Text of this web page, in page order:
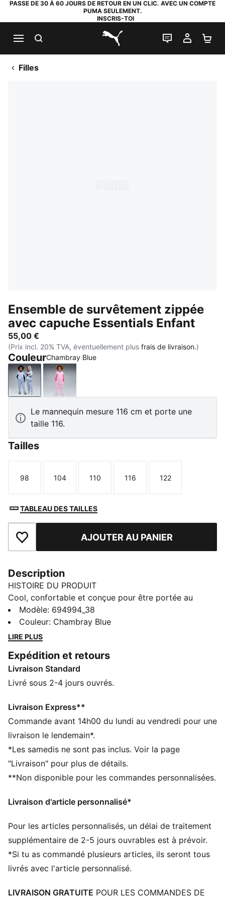
PASSE DE 30 À 60 JOURS DE RETOUR EN UN CLIC. AVEC UN COMPTE
PUMA SEULEMENT.
INSCRIS-TOI
PUMA.com
LIVE CHAT
MON
Filles
Ensemble de survêtement zippée
avec capuche Essentials Enfant
55,00 €
(Prix incl. 20% TVA, éventuellement plus frais de livraison.)
CouleurChambray Blue
Chambray BlueMauve Glow
Le mannequin mesure 116 cm et porte une
taille 116.
Tailles
Taille
98
Taille
104
Taille
110
Taille
116
Taille
122
TABLEAU DES TAILLES
Ajouter aux favorisAJOUTER AU PANIER
Description
HISTOIRE DU PRODUIT
Cool, confortable et conçue pour être portée au
quotidien, la collection PUMA Essentials offre un style
simple et intemporel pour l’école, la récré et les
sorties. Toute cette même attitude se décline sur cet
confort au quotidien.
CARACTÉRISTIQUES + AVANTAGES
Confectionné avec un minimum de 50 % de matériaux
DÉTAILS
Conçu pour : compléter tes tenues de tous les jours
Coupe : régulière
Matière principale : polaire
Fermeture : Fermeture éclair intégrale
Manches longues
PUMA Enfant : recommandé pour les enfants de
Modèle: 694994_38
Couleur: Chambray Blue
LIRE PLUS
Expédition et retours
Livraison Standard
Livré sous 2-4 jours ouvrés.
Livraison Express**
Commande avant 14h00 du lundi au vendredi pour une
livraison le lendemain*.
*Les samedis ne sont pas inclus. Voir la page
"Livraison" pour plus de détails.
**Non disponible pour les commandes personnalisées.
Livraison d'article personnalisé*
Pour les articles personnalisés, un délai de traitement
supplémentaire de 2-5 jours ouvrables est à prévoir.
*Si tu as commandé plusieurs articles, ils seront tous
livrés avec l'article personnalisé.
LIVRAISON GRATUITE POUR LES COMMANDES DE